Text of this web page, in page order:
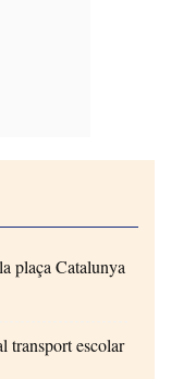
plaça Catalunya
transport escolar